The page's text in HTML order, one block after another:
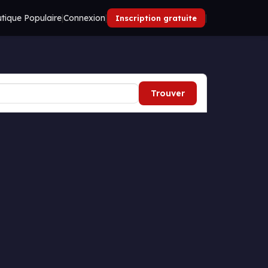
Populaire|Connexion| Inscription gratuite |
Trouver